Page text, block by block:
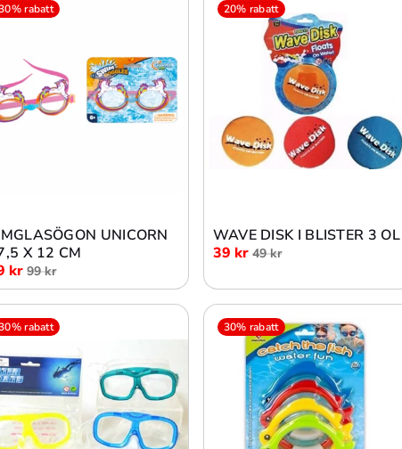
rabatt
UNICORN
X 12 CM
kr 99 kr
20% rabatt
WAVE DISK I BLISTER 3 OL
39 kr 49 kr
rabatt 30% rabatt